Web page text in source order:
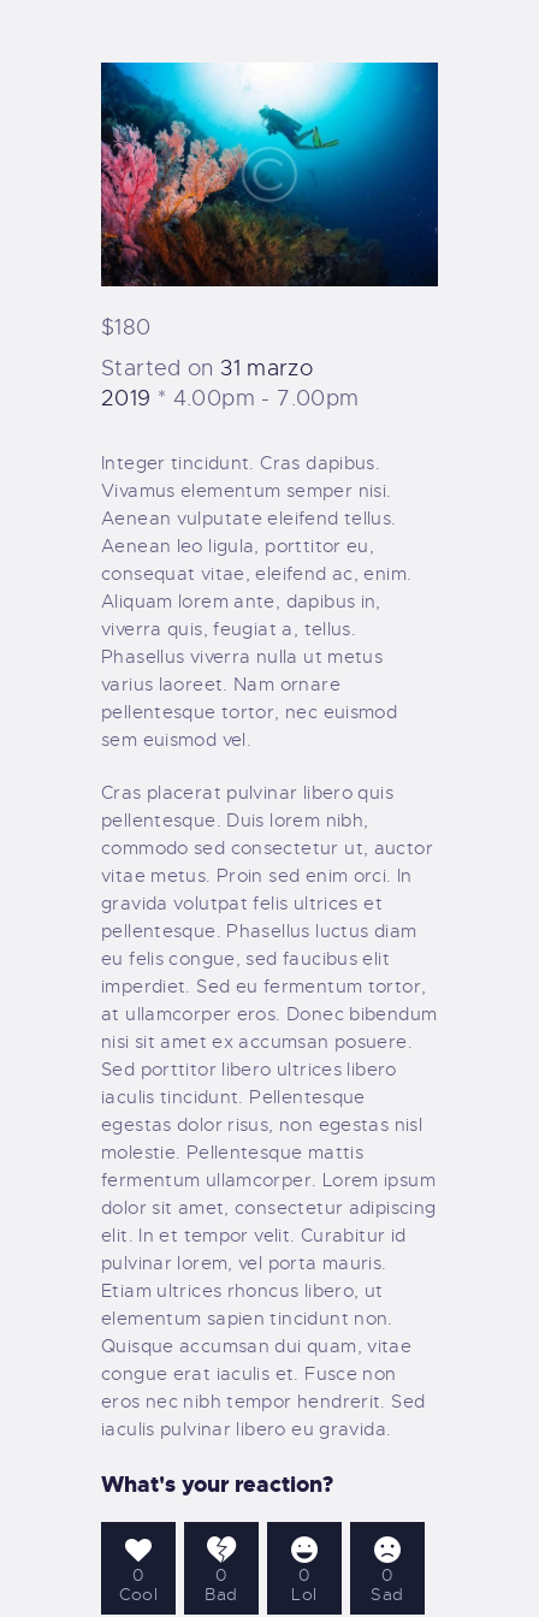
PEDIDOS
$180
Started on 31 marzo
2019
4.00pm - 7.00pm
Integer tincidunt. Cras dapibus.
Vivamus elementum semper nisi.
Aenean vulputate eleifend tellus.
Aenean leo ligula, porttitor eu,
consequat vitae, eleifend ac, enim.
Aliquam lorem ante, dapibus in,
viverra quis, feugiat a, tellus.
Phasellus viverra nulla ut metus
varius laoreet. Nam ornare
pellentesque tortor, nec euismod
sem euismod vel.
Cras placerat pulvinar libero quis
pellentesque. Duis lorem nibh,
commodo sed consectetur ut, auctor
vitae metus. Proin sed enim orci. In
gravida volutpat felis ultrices et
pellentesque. Phasellus luctus diam
eu felis congue, sed faucibus elit
imperdiet. Sed eu fermentum tortor,
at ullamcorper eros. Donec bibendum
nisi sit amet ex accumsan posuere.
Sed porttitor libero ultrices libero
iaculis tincidunt. Pellentesque
egestas dolor risus, non egestas nisl
molestie. Pellentesque mattis
fermentum ullamcorper. Lorem ipsum
dolor sit amet, consectetur adipiscing
elit. In et tempor velit. Curabitur id
pulvinar lorem, vel porta mauris.
Etiam ultrices rhoncus libero, ut
elementum sapien tincidunt non.
Quisque accumsan dui quam, vitae
congue erat iaculis et. Fusce non
eros nec nibh tempor hendrerit. Sed
iaculis pulvinar libero eu gravida.
What's your reaction?
0
Cool
0
Bad
0
Lol
0
Sad